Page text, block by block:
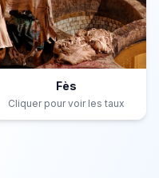
Fès
Cliquer pour voir les taux